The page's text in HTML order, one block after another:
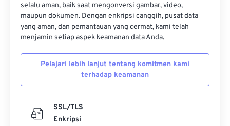
selalu aman, baik saat mengonversi gambar, video,
maupun dokumen. Dengan enkripsi canggih, pusat data
yang aman, dan pemantauan yang cermat, kami telah
menjamin setiap aspek keamanan data Anda.
Pelajari lebih lanjut tentang komitmen kami
terhadap keamanan
SSL/TLS
Enkripsi